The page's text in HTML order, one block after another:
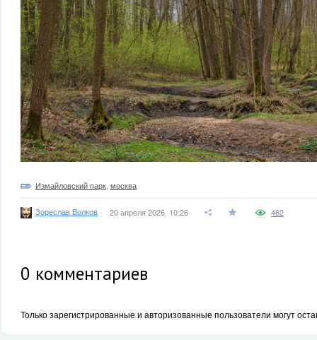
Измайловский парк москва
Зореслав Волков 20 апреля 2026, 10:26 462
0 комментариев
Только зарегистрированные и авторизованные пользователи могут